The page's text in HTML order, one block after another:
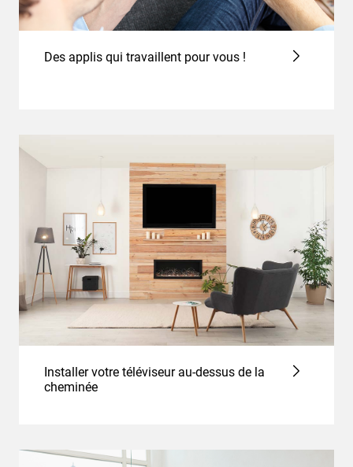
Des applis qui travaillent pour vous !
Installer votre téléviseur au-dessus de la
cheminée